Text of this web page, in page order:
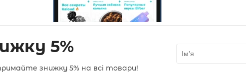
5%
знижку 5% на всі товари!